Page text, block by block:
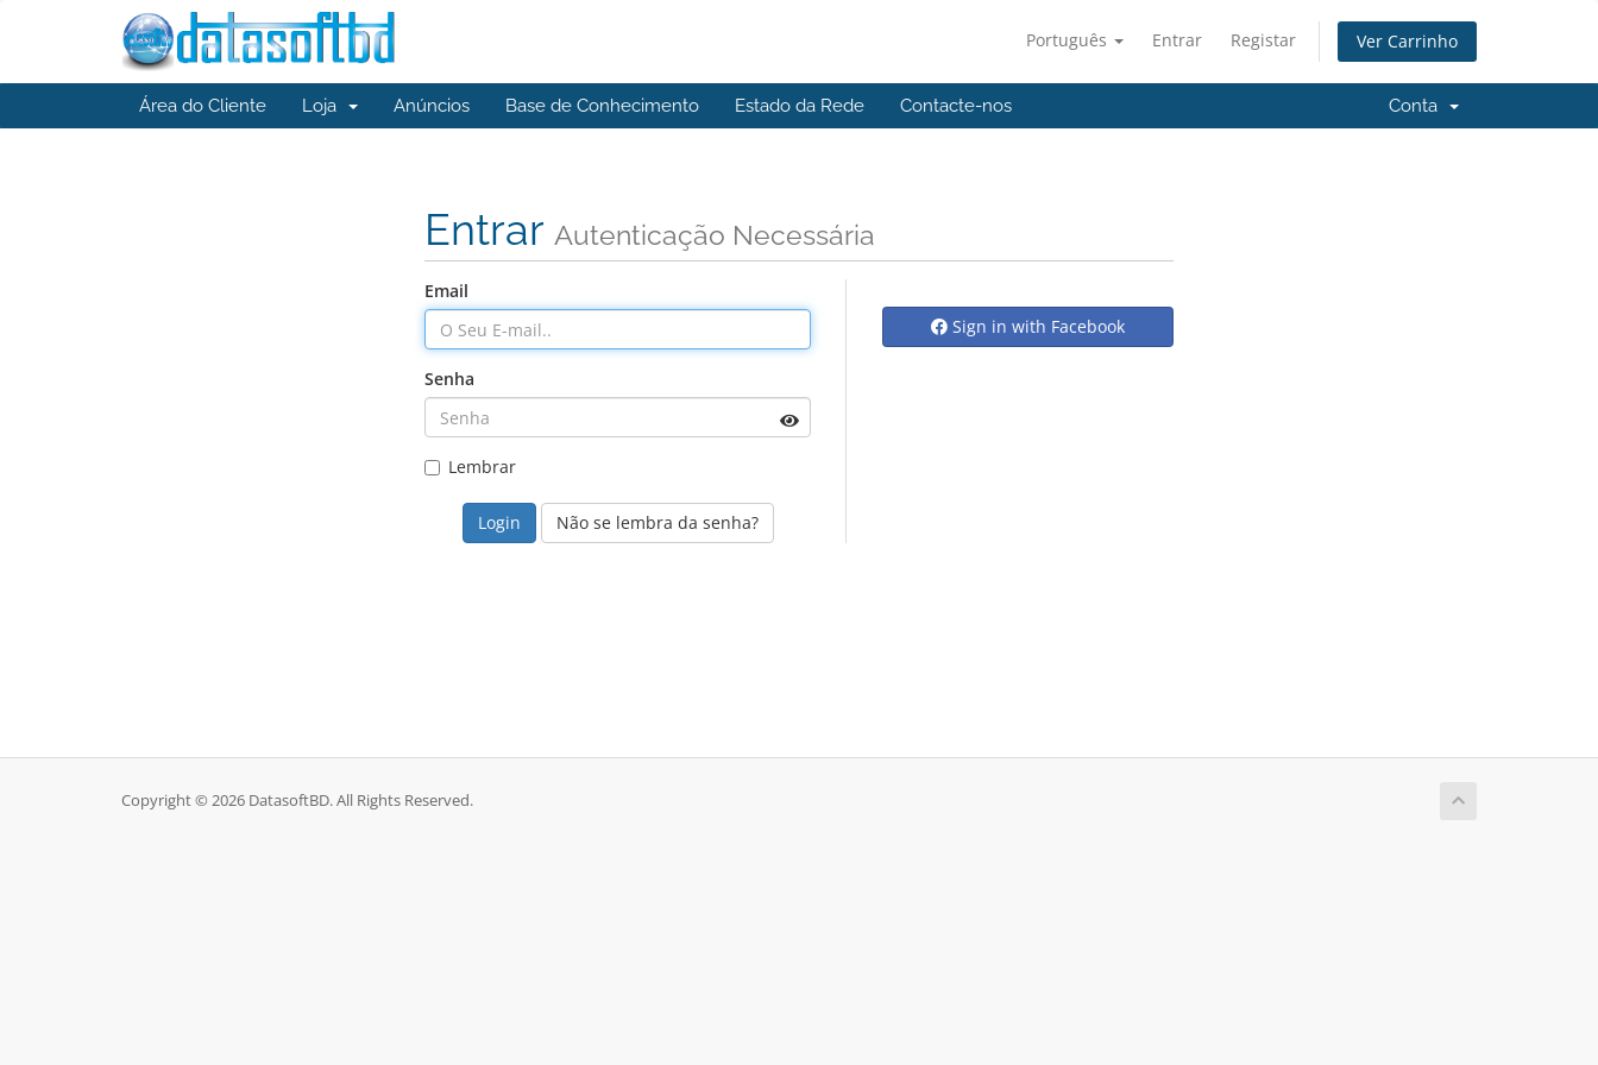
Português Entrar Registar Ver Carrinho
Área do Cliente Loja Anúncios Base de Conhecimento Estado da Rede Contacte-nos Conta
Entrar Autenticação Necessária
Email
Senha
Lembrar
Não se lembra da senha?
Sign in with Facebook
Copyright © 2026 DatasoftBD. All Rights Reserved.